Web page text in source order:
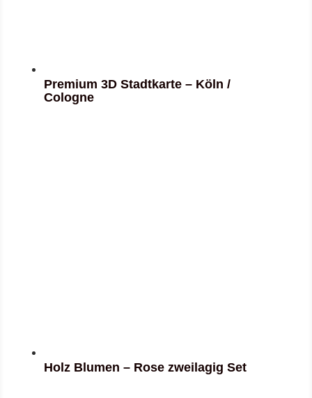
Premium 3D Stadtkarte – Köln /
Cologne
Holz Blumen – Rose zweilagig Set